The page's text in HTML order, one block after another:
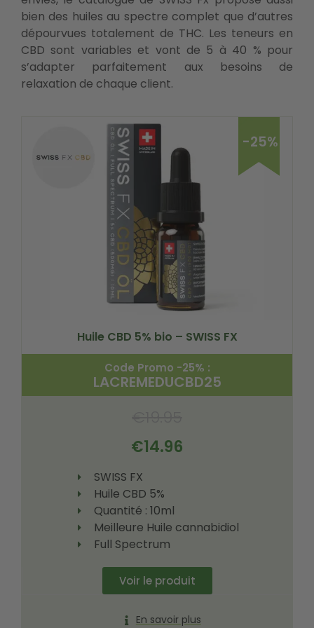
bien des huiles au spectre complet que d’autres
dépourvues totalement de THC. Les teneurs en
CBD sont variables et vont de 5 à 40 % pour
s’adapter parfaitement aux besoins de
relaxation de chaque client.
-25%
Huile CBD 5% bio – SWISS FX
Code Promo -25% :
LACREMEDUCBD25
€14.96
SWISS FX
Huile CBD 5%
Quantité : 10ml
Meilleure Huile cannabidiol
Full Spectrum
Voir le produit
En savoir plus